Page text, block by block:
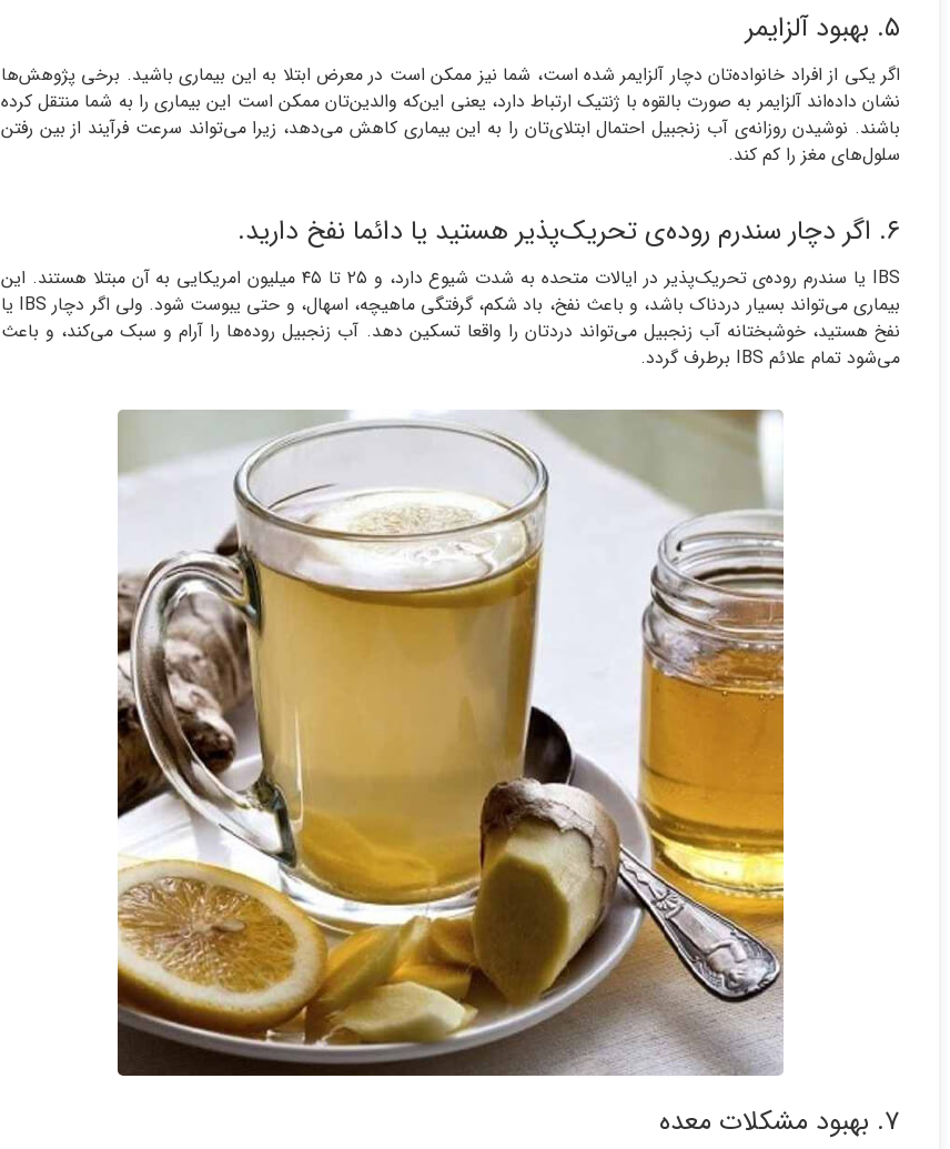
۵. بهبود آلزایمر
اگر یکی از افراد خانواده‌تان دچار آلزایمر شده است، شما نیز ممکن است در معرض ابتلا به این بیماری باشید. برخی پژوهش‌ها
نشان داده‌اند آلزایمر به صورت بالقوه با ژنتیک ارتباط دارد، یعنی این‌که والدین‌تان ممکن است این بیماری را به شما منتقل کرده
باشند. نوشیدن روزانه‌ی آب زنجبیل احتمال ابتلا‌ی‌تان را به این بیماری کاهش می‌دهد، زیرا می‌تواند سرعت فرآیند از بین رفتن
سلول‌های مغز را کم کند.
۶. اگر دچار سندرم روده‌ی تحریک‌پذیر هستید یا دائما نفخ دارید.
IBS یا سندرم روده‌ی تحریک‌پذیر در ایالات متحده به شدت شیوع دارد، و ۲۵ تا ۴۵ میلیون امریکایی به آن مبتلا هستند. این
بیماری می‌تواند بسیار دردناک باشد، و باعث نفخ، باد شکم، گرفتگی ماهیچه، اسهال، و حتی یبوست شود. ولی اگر دچار IBS یا
نفخ هستید، خوشبختانه آب زنجبیل می‌تواند دردتان را واقعا تسکین دهد. آب زنجبیل روده‌ها را آرام و سبک می‌کند، و باعث
می‌شود تمام علائم IBS برطرف گردد.
۷. بهبود مشکلات معده